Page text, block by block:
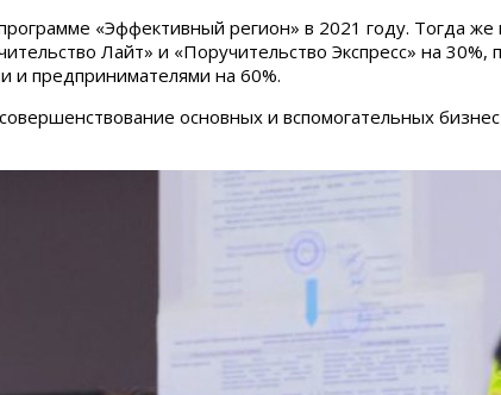
«Эффективный регион» в 2021 году. Тогда же
Лайт» и «Поручительство Экспресс» на 30%,
и предпринимателями на 60%.
основных и вспомогательных